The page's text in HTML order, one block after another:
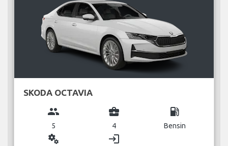
SKODA OCTAVIA
group
5
business_center
4
local_gas_station
Bensin
miscellaneous_services login